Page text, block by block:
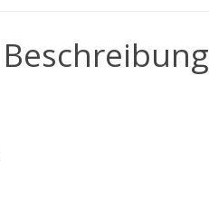
Beschreibung